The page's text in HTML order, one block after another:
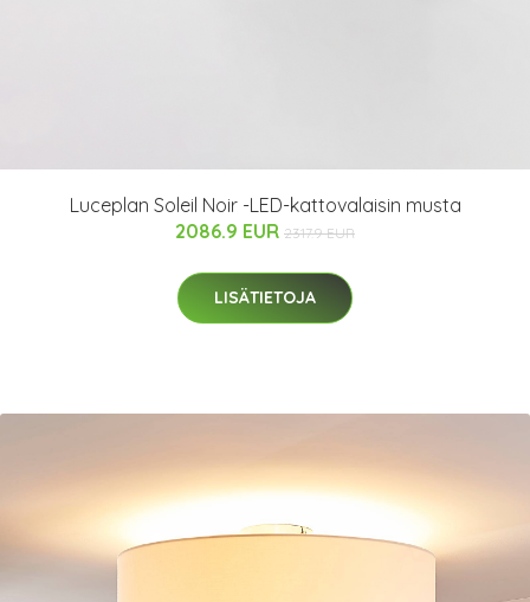
Luceplan Soleil Noir -LED-kattovalaisin musta
2086.9 EUR 2317.9 EUR
LISÄTIETOJA